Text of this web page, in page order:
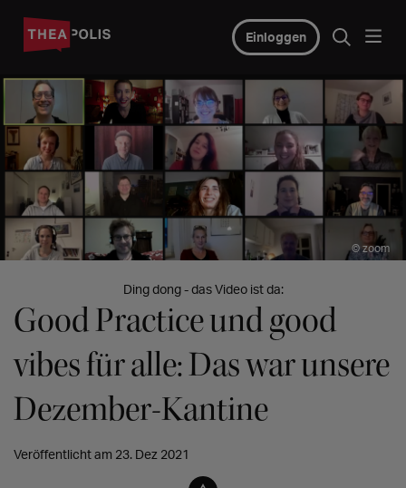
Einloggen
© zoom
Ding dong - das Video ist da:
Good Practice und good
vibes für alle: Das war unsere
Dezember-Kantine
Veröffentlicht am 23. Dez 2021